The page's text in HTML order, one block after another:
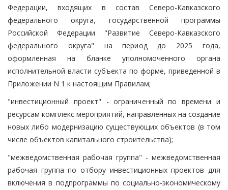
Федерации, входящих в состав Северо-Кавказского
федерального округа, государственной программы
Российской Федерации "Развитие Северо-Кавказского
федерального округа" на период до 2025 года,
оформленная на бланке уполномоченного органа
исполнительной власти субъекта по форме, приведенной в
Приложении N 1 к настоящим Правилам;
"инвестиционный проект" - ограниченный по времени и
ресурсам комплекс мероприятий, направленных на создание
новых либо модернизацию существующих объектов (в том
числе объектов капитального строительства);
"межведомственная рабочая группа" - межведомственная
рабочая группа по отбору инвестиционных проектов для
включения в подпрограммы по социально-экономическому